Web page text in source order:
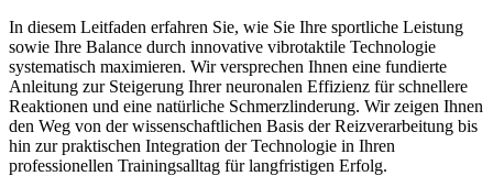
In diesem Leitfaden erfahren Sie, wie Sie Ihre sportliche Leistung
sowie Ihre Balance durch innovative vibrotaktile Technologie
systematisch maximieren. Wir versprechen Ihnen eine fundierte
Anleitung zur Steigerung Ihrer neuronalen Effizienz für schnellere
Reaktionen und eine natürliche Schmerzlinderung. Wir zeigen Ihnen
den Weg von der wissenschaftlichen Basis der Reizverarbeitung bis
hin zur praktischen Integration der Technologie in Ihren
professionellen Trainingsalltag für langfristigen Erfolg.